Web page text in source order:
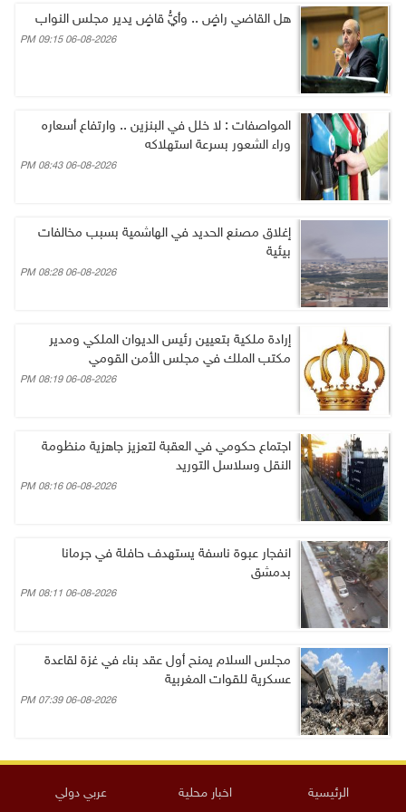
هل القاضي راضٍ .. وأيُّ قاضٍ يدير مجلس النواب
06-08-2026 09:15 PM
المواصفات : لا خلل في البنزين .. وارتفاع أسعاره
وراء الشعور بسرعة استهلاكه
06-08-2026 08:43 PM
إغلاق مصنع الحديد في الهاشمية بسبب مخالفات
بيئية
06-08-2026 08:28 PM
إرادة ملكية بتعيين رئيس الديوان الملكي ومدير
مكتب الملك في مجلس الأمن القومي
06-08-2026 08:19 PM
اجتماع حكومي في العقبة لتعزيز جاهزية منظومة
النقل وسلاسل التوريد
06-08-2026 08:16 PM
انفجار عبوة ناسفة يستهدف حافلة في جرمانا
بدمشق
06-08-2026 08:11 PM
مجلس السلام يمنح أول عقد بناء في غزة لقاعدة
عسكرية للقوات المغربية
06-08-2026 07:39 PM
الرئيسية اخبار محلية عربي دولي